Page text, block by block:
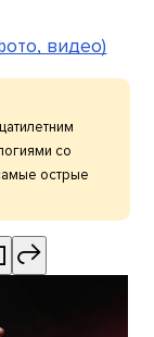
видео)
со
острые